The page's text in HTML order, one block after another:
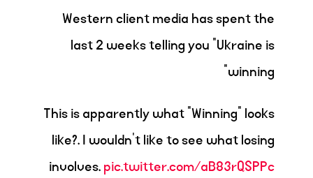
Western client media has spent the
last 2 weeks telling you "Ukraine is
winning"
This is apparently what "Winning" looks
like?. I wouldn't like to see what losing
involves.pic.twitter.com/aB83rQSPPc